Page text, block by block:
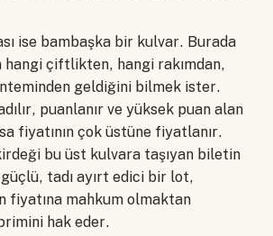
ise bambaşka bir kulvar. Burada
hangi çiftlikten, hangi rakımdan,
geldiğini bilmek ister.
puanlanır ve yüksek puan alan
fiyatının çok üstüne fiyatlanır.
bu üst kulvara taşıyan biletin
güçlü, tadı ayırt edici bir lot,
fiyatına mahkum olmaktan
hak eder.